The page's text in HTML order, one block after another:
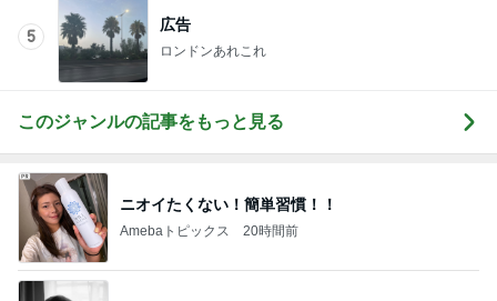
5
広告
ロンドンあれこれ
このジャンルの記事をもっと見る
ニオイたくない！簡単習慣！！
Amebaトピックス 20時間前